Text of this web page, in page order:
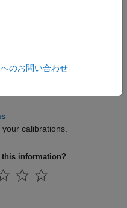
calibrations.
this information?
のお問い合わせ